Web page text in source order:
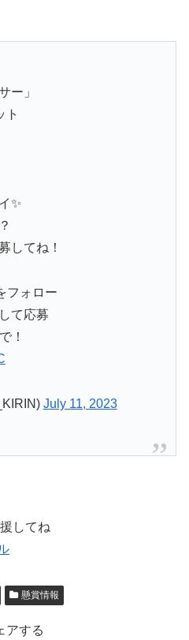
ー」
ト
✨
してね！
フォロー
て応募
！
July 11, 2023
してね
懸賞情報
アする